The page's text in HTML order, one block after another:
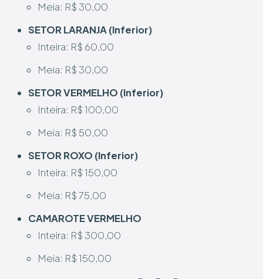
Meia: R$ 30,00
SETOR LARANJA (Inferior)
Inteira: R$ 60,00
Meia: R$ 30,00
SETOR VERMELHO (Inferior)
Inteira: R$ 100,00
Meia: R$ 50,00
SETOR ROXO (Inferior)
Inteira: R$ 150,00
Meia: R$ 75,00
CAMAROTE VERMELHO
Inteira: R$ 300,00
Meia: R$ 150,00